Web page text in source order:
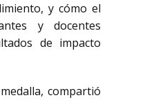
y cómo el
y docentes
de impacto
compartió